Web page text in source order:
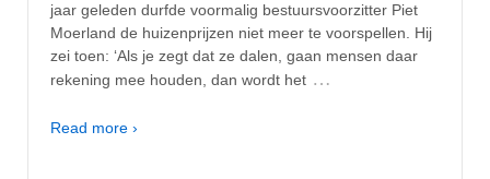
jaar geleden durfde voormalig bestuursvoorzitter Piet
Moerland de huizenprijzen niet meer te voorspellen. Hij
zei toen: ‘Als je zegt dat ze dalen, gaan mensen daar
rekening mee houden, dan wordt het …
Read more ›